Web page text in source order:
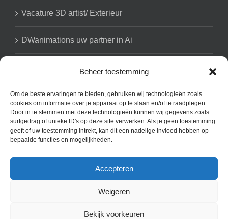
Beheer toestemming
Om de beste ervaringen te bieden, gebruiken wij technologieën zoals
cookies om informatie over je apparaat op te slaan en/of te raadplegen.
Door in te stemmen met deze technologieën kunnen wij gegevens zoals
surfgedrag of unieke ID's op deze site verwerken. Als je geen toestemming
geeft of uw toestemming intrekt, kan dit een nadelige invloed hebben op
bepaalde functies en mogelijkheden.
Accepteren
Weigeren
Bekijk voorkeuren
Vacature 3D artist/ Exterieur
DWanimations uw partner in Ai
by our clients l Contact: b.dejongh@dwanimations.nl | Noordwal 80